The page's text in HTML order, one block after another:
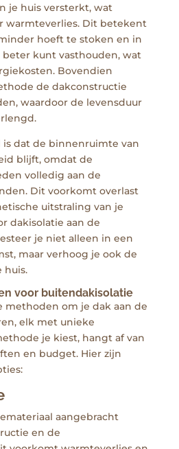
je huis versterkt, wat
warmteverlies. Dit betekent
hoeft te stoken en in
kunt vasthouden, wat
Bovendien
de dakconstructie
waardoor de levensduur
is dat de binnenruimte van
blijft, omdat de
volledig aan de
Dit voorkomt overlast
uitstraling van je
dakisolatie aan de
je niet alleen in een
maar verhoog je ook de
huis.
voor buitendakisolatie
methoden om je dak aan de
elk met unieke
je kiest, hangt af van
en budget. Hier zijn
aangebracht
en de